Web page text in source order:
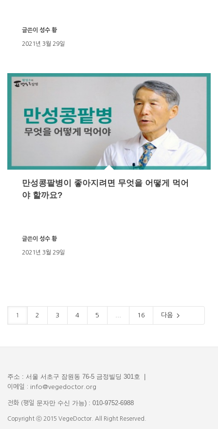
2021년 3월 29일
글쓴이 성수 황
만성콩팥병이 좋아지려면 무엇을 어떻게 먹어
야 할까요?
2021년 3월 29일
글쓴이 성수 황
1 2 3 4 5 16 다음
주소 : 서울 서초구 잠원동 76-5 금정빌딩 301호 |
이메일 : info@vegedoctor.org
전화 (평일 문자만 수신 가능) : 010-9752-6988
Copyright ⓒ 2015 VegeDoctor. All Right Reserved.